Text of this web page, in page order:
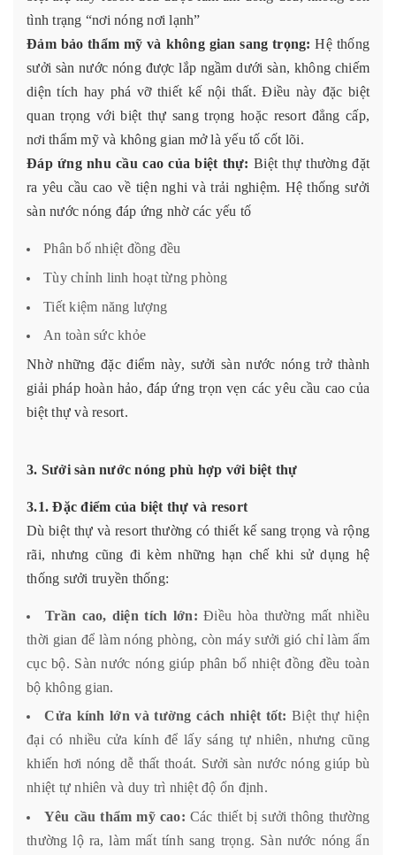
tình trạng “nơi nóng nơi lạnh”
Đảm bảo thẩm mỹ và không gian sang trọng: Hệ thống
sưởi sàn nước nóng được lắp ngầm dưới sàn, không chiếm
diện tích hay phá vỡ thiết kế nội thất. Điều này đặc biệt
quan trọng với biệt thự sang trọng hoặc resort đẳng cấp,
nơi thẩm mỹ và không gian mở là yếu tố cốt lõi.
Đáp ứng nhu cầu cao của biệt thự: Biệt thự thường đặt
ra yêu cầu cao về tiện nghi và trải nghiệm. Hệ thống sưởi
sàn nước nóng đáp ứng nhờ các yếu tố
Phân bố nhiệt đồng đều
Tùy chỉnh linh hoạt từng phòng
Tiết kiệm năng lượng
An toàn sức khỏe
Nhờ những đặc điểm này, sưởi sàn nước nóng trở thành
giải pháp hoàn hảo, đáp ứng trọn vẹn các yêu cầu cao của
biệt thự và resort.
3. Sưởi sàn nước nóng phù hợp với biệt thự
3.1. Đặc điểm của biệt thự và resort
Dù biệt thự và resort thường có thiết kế sang trọng và rộng
rãi, nhưng cũng đi kèm những hạn chế khi sử dụng hệ
thống sưởi truyền thống:
Trần cao, diện tích lớn: Điều hòa thường mất nhiều
thời gian để làm nóng phòng, còn máy sưởi gió chỉ làm ấm
cục bộ. Sàn nước nóng giúp phân bổ nhiệt đồng đều toàn
bộ không gian.
Cửa kính lớn và tường cách nhiệt tốt: Biệt thự hiện
đại có nhiều cửa kính để lấy sáng tự nhiên, nhưng cũng
khiến hơi nóng dễ thất thoát. Sưởi sàn nước nóng giúp bù
nhiệt tự nhiên và duy trì nhiệt độ ổn định.
Yêu cầu thẩm mỹ cao: Các thiết bị sưởi thông thường
thường lộ ra, làm mất tính sang trọng. Sàn nước nóng ẩn